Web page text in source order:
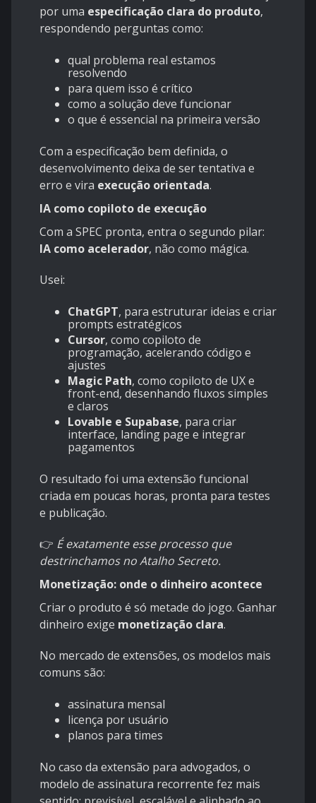
por uma especificação clara do produto,
respondendo perguntas como:
qual problema real estamos
resolvendo
para quem isso é crítico
como a solução deve funcionar
o que é essencial na primeira versão
Com a especificação bem definida, o
desenvolvimento deixa de ser tentativa e
erro e vira execução orientada.
IA como copiloto de execução
Com a SPEC pronta, entra o segundo pilar:
IA como acelerador, não como mágica.
Usei:
ChatGPT, para estruturar ideias e criar
prompts estratégicos
Cursor, como copiloto de
programação, acelerando código e
ajustes
Magic Path, como copiloto de UX e
front-end, desenhando fluxos simples
e claros
Lovable e Supabase, para criar
interface, landing page e integrar
pagamentos
O resultado foi uma extensão funcional
criada em poucas horas, pronta para testes
e publicação.
👉 É exatamente esse processo que
destrinchamos no Atalho Secreto.
Monetização: onde o dinheiro acontece
Criar o produto é só metade do jogo. Ganhar
dinheiro exige monetização clara.
No mercado de extensões, os modelos mais
comuns são:
assinatura mensal
licença por usuário
planos para times
No caso da extensão para advogados, o
modelo de assinatura recorrente fez mais